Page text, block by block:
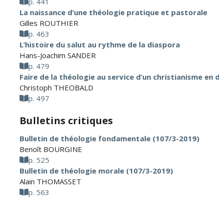
La naissance d’une théologie pratique et pastorale
Gilles ROUTHIER
p. 463
L’histoire du salut au rythme de la diaspora
Hans-Joachim SANDER
p. 479
Faire de la théologie au service d’un christianisme en
Christoph THEOBALD
p. 497
Bulletins critiques
Bulletin de théologie fondamentale (107/3-2019)
Benoît BOURGINE
p. 525
Bulletin de théologie morale (107/3-2019)
Alain THOMASSET
p. 563